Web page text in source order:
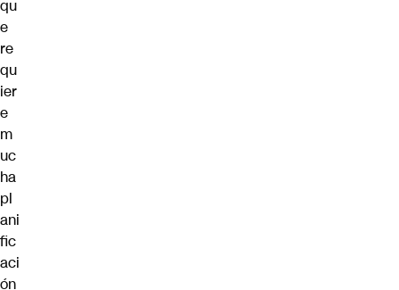
qu
e
re
qu
ier
e
m
uc
ha
pl
ani
fic
aci
ón